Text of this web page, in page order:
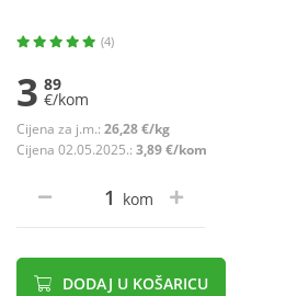
(4)
3 89
€/kom
Cijena za j.m.: 26,28 €/kg
Cijena 02.05.2025.: 3,89 €/kom
kom
DODAJ U KOŠARICU